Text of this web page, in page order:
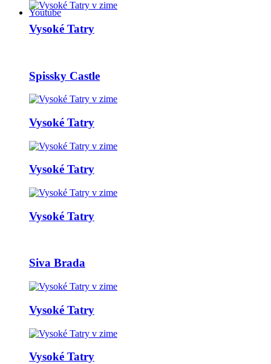
Youtube
Vysoké Tatry
Spissky Castle
Vysoké Tatry
Vysoké Tatry
Vysoké Tatry
Siva Brada
Vysoké Tatry
Vysoké Tatry